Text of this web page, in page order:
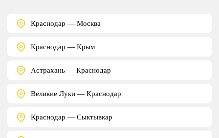
Краснодар — Москва
Краснодар — Крым
Астрахань — Краснодар
Великие Луки — Краснодар
Краснодар — Сыктывкар